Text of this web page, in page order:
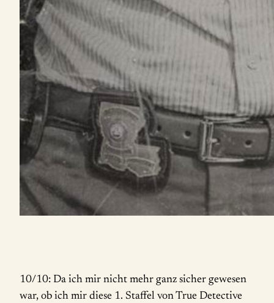
10/10: Da ich mir nicht mehr ganz sicher gewesen
war, ob ich mir diese 1. Staffel von True Detective